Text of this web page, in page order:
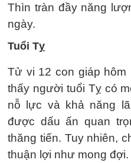
Thìn tràn đầy năng
ngày.
Tuổi Tỵ
Tử vi 12 con giáp hôm
thấy người tuổi Tỵ có
nỗ lực và khả năng
được dấu ấn quan
thăng tiến. Tuy nhiên,
thuận lợi như mong đợi.